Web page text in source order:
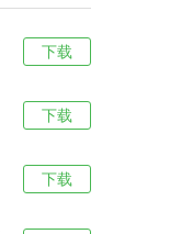
下载
下载
下载